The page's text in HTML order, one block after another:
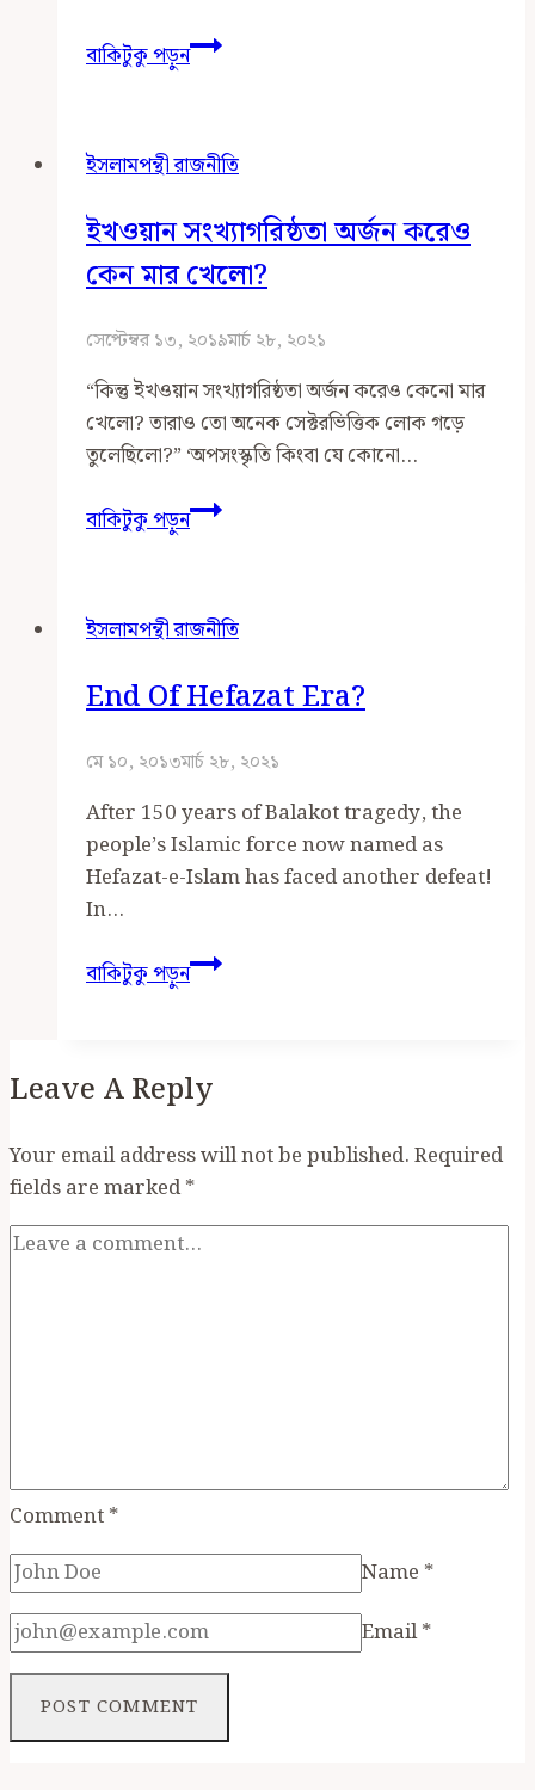
বাকিটুকু পড়ুনশাহবাগ
আন্দোলনে
ইসলামপন্থী রাজনীতি
ইখওয়ান সংখ্যাগরিষ্ঠতা অর্জন করেও
কেন মার খেলো?
সেপ্টেম্বর ১৩, ২০১৯মার্চ ২৮, ২০২১
“কিন্তু ইখওয়ান সংখ্যাগরিষ্ঠতা অর্জন করেও কেনো মার
খেলো? তারাও তো অনেক সেক্টরভিত্তিক লোক গড়ে
তুলেছিলো?” ‘অপসংস্কৃতি কিংবা যে কোনো…
বাকিটুকু পড়ুনইখওয়ান
সংখ্যাগরিষ্ঠতা
কেন
খেলো?
ইসলামপন্থী রাজনীতি
End Of Hefazat Era?
মে ১০, ২০১৩মার্চ ২৮, ২০২১
After 150 years of Balakot tragedy, the
people’s Islamic force now named as
Hefazat-e-Islam has faced another defeat!
In…
বাকিটুকু পড়ুনEnd
of
Leave A Reply
Your email address will not be published.Required
fields are marked*
Comment*
Name *
Email*